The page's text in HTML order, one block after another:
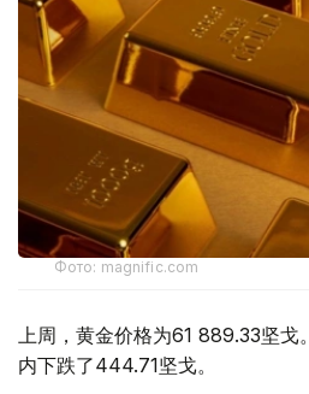
Фото: magnific.com
上周，黄金价格为61 889.33坚戈
内下跌了444.71坚戈。